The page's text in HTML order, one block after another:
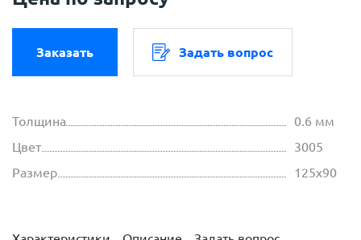
Заказать Задать вопрос
Толщина
0.6 мм
Цвет
3005
Размер
125х90